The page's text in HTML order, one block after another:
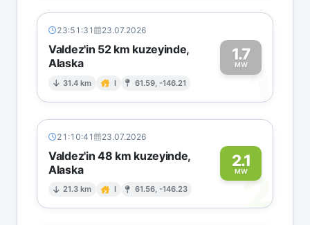
23:51:31 23.07.2026
Valdez'in 52 km kuzeyinde,
Alaska
31.4 km I 61.59, -146.21
1.7
MW1
21:10:41 23.07.2026
Valdez'in 48 km kuzeyinde,
Alaska
21.3 km I 61.56, -146.23
2.1
MW2